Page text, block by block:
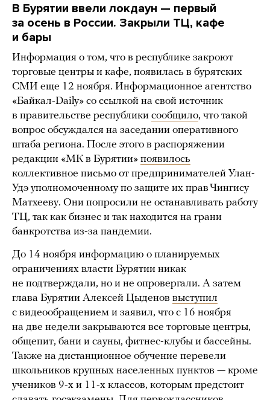
В Бурятии ввели локдаун — первый
за осень в России. Закрыли ТЦ, кафе
и бары
Информация о том, что в республике закроют
торговые центры и кафе, появилась в бурятских
СМИ еще 12 ноября. Информационное агентство
«Байкал-Daily» со ссылкой на свой источник
в правительстве республики сообщило, что такой
вопрос обсуждался на заседании оперативного
штаба региона. После этого в распоряжении
редакции «МК в Бурятии» появилось
коллективное письмо от предпринимателей Улан-
Удэ уполномоченному по защите их прав Чингису
Матхееву. Они попросили не останавливать работу
ТЦ, так как бизнес и так находится на грани
банкротства из-за пандемии.
До 14 ноября информацию о планируемых
ограничениях власти Бурятии никак
не подтверждали, но и не опровергали. А затем
глава Бурятии Алексей Цыденов выступил
с видеообращением и заявил, что с 16 ноября
на две недели закрываются все торговые центры,
общепит, бани и сауны, фитнес-клубы и бассейны.
Также на дистанционное обучение перевели
школьников крупных населенных пунктов — кроме
учеников 9-х и 11-х классов, которым предстоит